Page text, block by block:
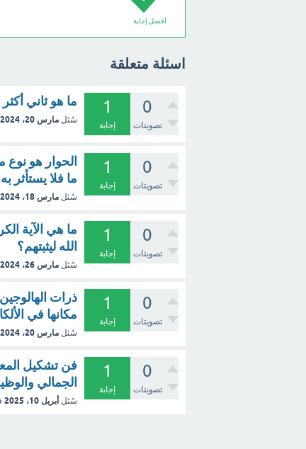
أفضل إجابة
اسئلة متعلقة
0
تصويتات
1
إجابة
ما هو ثاني
سُئل مارس 20، 2024
0
تصويتات
1
إجابة
الحوار هو نوع
ما فلا يستأثر
سُئل مارس 18، 2024
0
تصويتات
1
إجابة
ما هي الآية
الله ليثبتهم؟
سُئل مارس 26، 2024
0
تصويتات
1
إجابة
ذرات
مكانها في
سُئل مارس 20، 2024
0
تصويتات
1
إجابة
فن تشكيل
الجمالي
سُئل أبريل 10، 2025